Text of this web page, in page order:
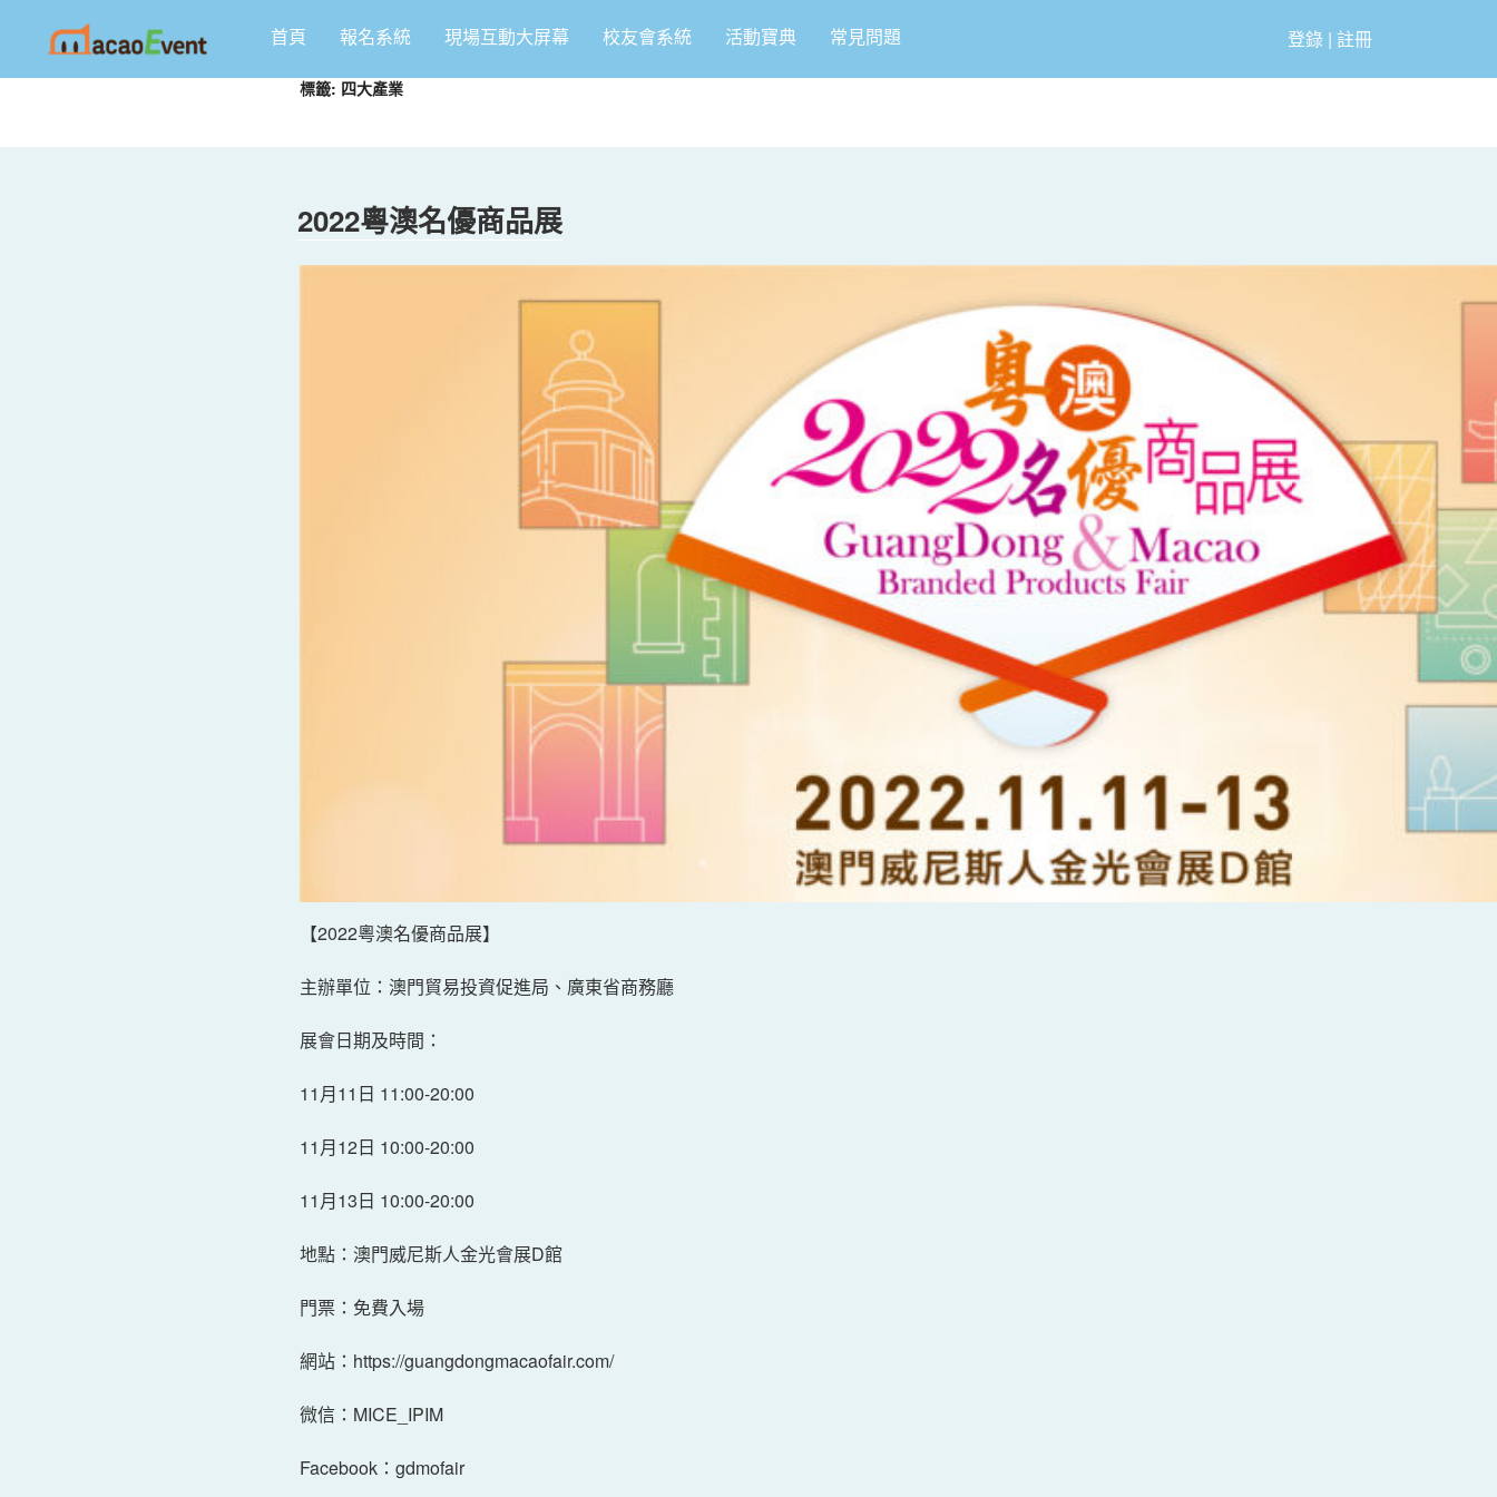
首頁 報名系統 現場互動大屏幕 校友會系統 活動寶典 常見問題 登錄| 註冊
標籤: 四大產業
2022粵澳名優商品展
【2022粵澳名優商品展】
主辦單位：澳門貿易投資促進局、廣東省商務廳
展會日期及時間：
11月11日 11:00-20:00
11月12日 10:00-20:00
11月13日 10:00-20:00
地點：澳門威尼斯人金光會展D館
門票：免費入場
網站：https://guangdongmacaofair.com/
微信：MICE_IPIM
Facebook：gdmofair